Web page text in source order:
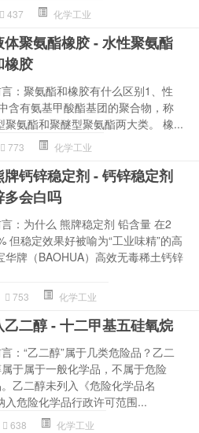
437 化学工业
体聚氨酯橡胶 - 水性聚氨酯
橡胶
：聚氨酯和橡胶有什么区别1、性
含有氨基甲酸酯基团的聚合物，称
氨酯和聚醚型聚氨酯两大类。 橡...
773 化学工业
牌钙锌稳定剂 - 钙锌稳定剂
多会白吗
：为什么 熊牌稳定剂 铅含量 在2
但稳定效果好被喻为“工业味精”的高
牌（BAOHUA）高效无毒稀土钙锌
753 化学工业
乙二醇 - 十二甲基五硅氧烷
：“乙二醇”属于几类危险品？乙二
于属于一般化学品，不属于危险
乙二醇未列入《危险化学品名
危险化学品行政许可范围...
638 化学工业